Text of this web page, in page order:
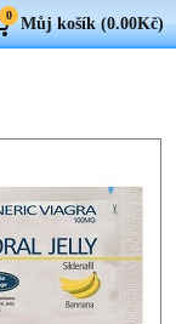
0 Můj košík (0.00Kč)